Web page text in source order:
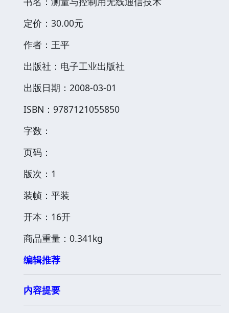
定价：30.00元
作者：王平
出版社：电子工业出版社
出版日期：2008-03-01
ISBN：9787121055850
字数：
页码：
版次：1
装帧：平装
开本：16开
商品重量：0.341kg
编辑推荐
内容提要